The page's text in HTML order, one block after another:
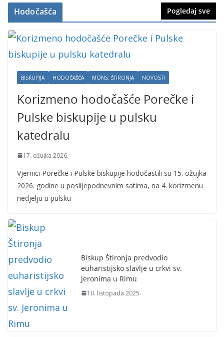
Hodočašća Pogledaj sve
BISKUPIJA HODOČAŠĆA MONS. ŠTIRONJA NOVOSTI
Korizmeno hodočašće Porečke i
Pulske biskupije u pulsku
katedralu
17. ožujka 2026.
Vjernici Porečke i Pulske biskupije hodočastili su 15. ožujka
2026. godine u poslijepodnevnim satima, na 4. korizmenu
nedjelju u pulsku
Biskup Štironja predvodio
euharistijsko slavlje u crkvi sv.
Jeronima u Rimu
10. listopada 2025.